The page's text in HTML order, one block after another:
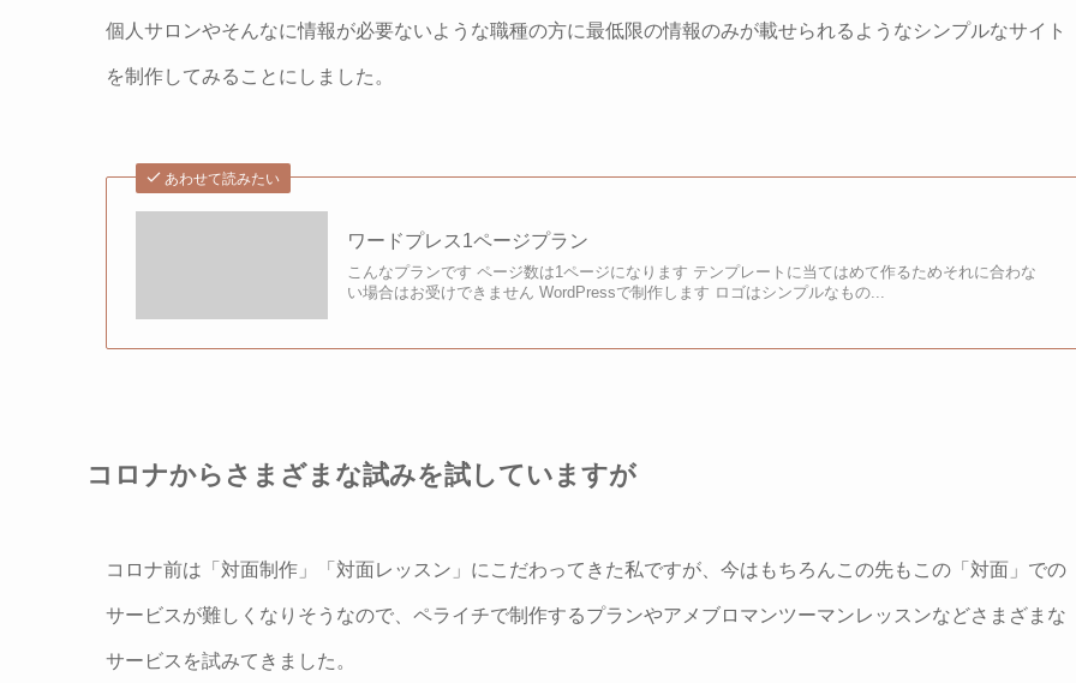
個人サロンやそんなに情報が必要ないような職種の方に最低限の情報のみが載せられるようなシンプルなサイト
を制作してみることにしました。
あわせて読みたい
ワードプレス1ページプラン
こんなプランです ページ数は1ページになります テンプレートに当てはめて作るためそれに合わな
い場合はお受けできません WordPressで制作します ロゴはシンプルなもの...
コロナからさまざまな試みを試していますが
コロナ前は「対面制作」「対面レッスン」にこだわってきた私ですが、今はもちろんこの先もこの「対面」での
サービスが難しくなりそうなので、ペライチで制作するプランやアメブロマンツーマンレッスンなどさまざまな
サービスを試みてきました。